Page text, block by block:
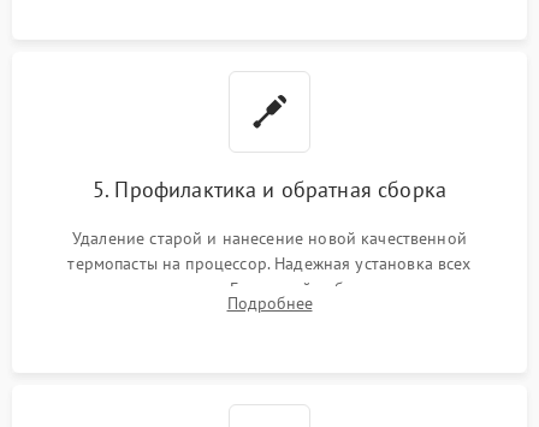
5. Профилактика и обратная сборка
Удаление старой и нанесение новой качественной
термопасты на процессор. Надежная установка всех
комплектующих в слоты. Грамотный кабель-менеджмент для
обеспечения правильной циркуляции воздуха внутри
Подробнее